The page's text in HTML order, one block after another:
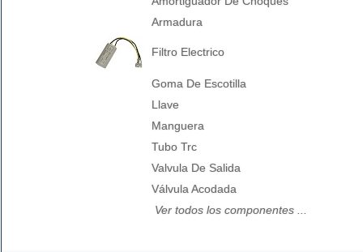
Armadura
Filtro Electrico
Goma De Escotilla
Llave
Manguera
Tubo Trc
Valvula De Salida
Válvula Acodada
Ver todos los componentes ...